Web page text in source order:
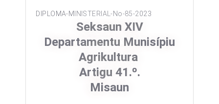
DIPLOMA-MINISTERIAL-No-85-2023
Seksaun XIV
Departamentu Munisípiu
Agrikultura
Artigu 41.º.
Misaun